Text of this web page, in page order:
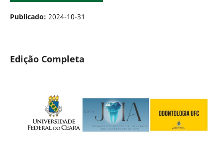
Publicado: 2024-10-31
Edição Completa